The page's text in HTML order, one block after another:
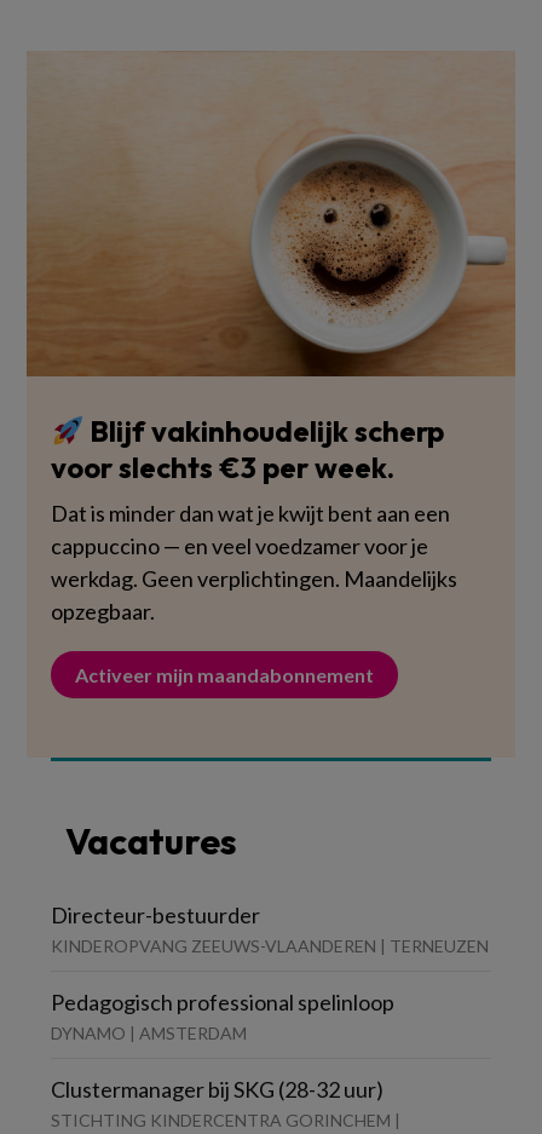
Blijf vakinhoudelijk scherp
voor slechts €3 per week.
Dat is minder dan wat je kwijt bent aan een
cappuccino — en veel voedzamer voor je
werkdag. Geen verplichtingen. Maandelijks
opzegbaar.
Activeer mijn maandabonnement
Vacatures
Directeur-bestuurder
KINDEROPVANG ZEEUWS-VLAANDEREN | TERNEUZEN
Pedagogisch professional spelinloop
DYNAMO | AMSTERDAM
Clustermanager bij SKG (28-32 uur)
STICHTING KINDERCENTRA GORINCHEM |